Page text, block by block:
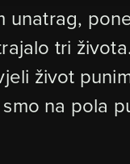
tri
život
na pola